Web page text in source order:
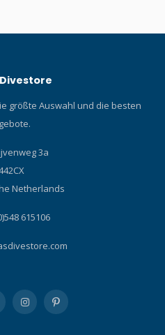
größte Auswahl und die besten
3a
Netherlands
615106